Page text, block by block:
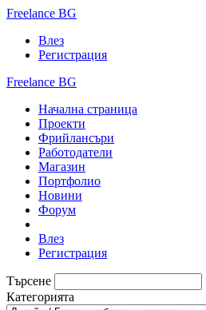
Freelance BG
Влез
Регистрация
Freelance BG
Начална страница
Проекти
Фрийлансъри
Работодатели
Магазин
Портфолио
Новини
Форум
Влез
Регистрация
Търсене
Категорията